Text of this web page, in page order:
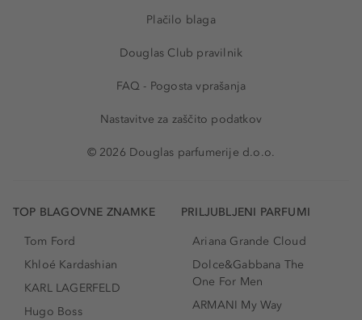
Plačilo blaga
Douglas Club pravilnik
FAQ - Pogosta vprašanja
Nastavitve za zaščito podatkov
© 2026 Douglas parfumerije d.o.o.
TOP BLAGOVNE ZNAMKE
Tom Ford
Khloé Kardashian
KARL LAGERFELD
Hugo Boss
PRILJUBLJENI PARFUMI
Ariana Grande Cloud
Dolce&Gabbana The
One For Men
ARMANI My Way